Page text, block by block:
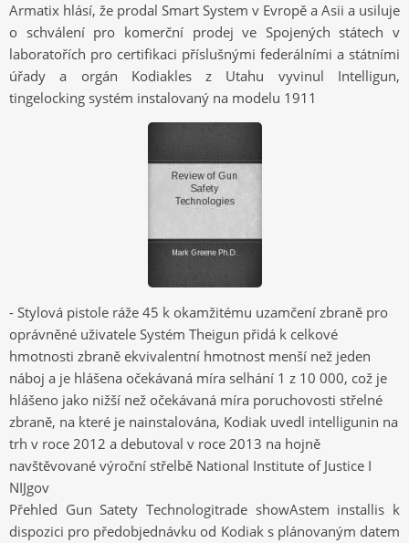
Armatix hlásí, že prodal Smart System v Evropě a Asii a usiluje
o schválení pro komerční prodej ve Spojených státech v
laboratořích pro certifikaci příslušnými federálními a státními
úřady a orgán Kodiakles z Utahu vyvinul Intelligun,
tingelocking systém instalovaný na modelu 1911
- Stylová pistole ráže 45 k okamžitému uzamčení zbraně pro
oprávněné uživatele Systém Theigun přidá k celkové
hmotnosti zbraně ekvivalentní hmotnost menší než jeden
náboj a je hlášena očekávaná míra selhání 1 z 10 000, což je
hlášeno jako nižší než očekávaná míra poruchovosti střelné
zbraně, na které je nainstalována, Kodiak uvedl intelligunin na
trh v roce 2012 a debutoval v roce 2013 na hojně
navštěvované výroční střelbě National Institute of Justice I
NIJgov
Přehled Gun Satety Technologitrade showAstem installis k
dispozici pro předobjednávku od Kodiak s plánovaným datem